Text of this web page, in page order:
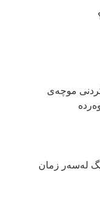
موچەی
لەسەر زمان